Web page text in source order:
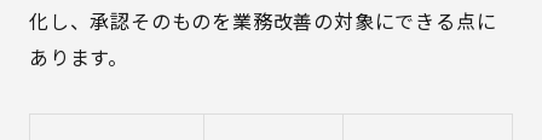
化し、承認そのものを業務改善の対象にできる点に
あります。